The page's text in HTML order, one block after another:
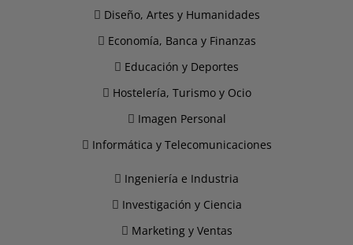
Diseño, Artes y Humanidades
Economía, Banca y Finanzas
Educación y Deportes
Hostelería, Turismo y Ocio
Imagen Personal
Informática y Telecomunicaciones
Ingeniería e Industria
Investigación y Ciencia
Marketing y Ventas